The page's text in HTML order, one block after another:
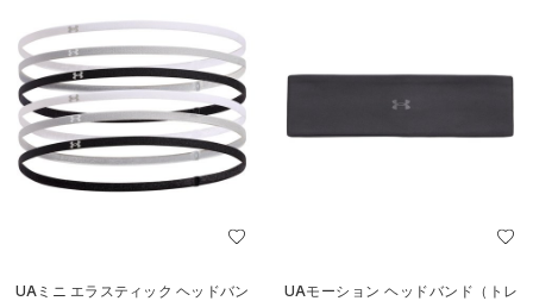
UAミニ エラスティック ヘッドバン
UAモーション ヘッドバンド（トレ